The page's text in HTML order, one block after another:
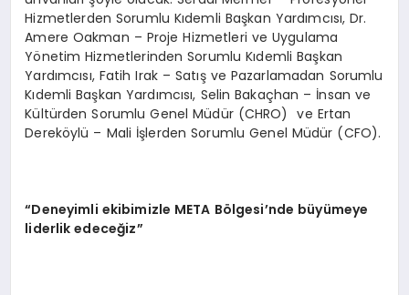
Hizmetlerden Sorumlu Kıdemli Başkan Yardımcısı, Dr.
Amere Oakman – Proje Hizmetleri ve Uygulama
Yönetim Hizmetlerinden Sorumlu Kıdemli Başkan
Yardımcısı, Fatih Irak – Satış ve Pazarlamadan Sorumlu
Kıdemli Başkan Yardımcısı, Selin Bakaçhan – İnsan ve
Kültürden Sorumlu Genel Müdür (CHRO) ve Ertan
Dereköylü – Mali İşlerden Sorumlu Genel Müdür (CFO).
“Deneyimli ekibimizle META Bölgesi’nde büyümeye
liderlik edeceğiz”